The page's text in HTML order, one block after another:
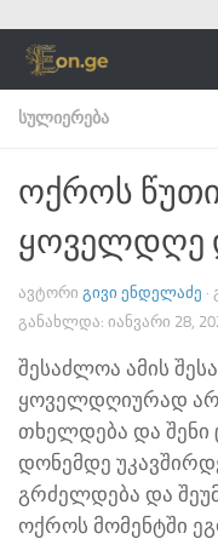
Skip to content
ᲡᲣᲚᲘᲔᲠᲔᲑᲐ
ოქროს
ყოველდღე
ᲐᲕᲢᲝᲠᲘ ᲒᲘᲕᲘ ᲔᲜᲓᲔᲚᲐᲫᲔ
ᲒᲐᲜᲐᲮᲚᲓᲐ: ᲘᲐᲜᲕᲐᲠᲘ 28,
შესაძლოა ამის
ყოველდღიურად
თხელდება და შენი
დონემდე
გრძელდება და
ოქროს მომენტში